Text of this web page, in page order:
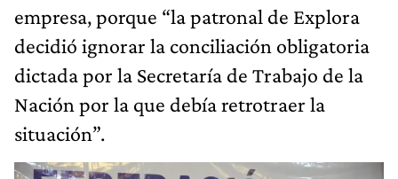
empresa, porque “la patronal de Explora
decidió ignorar la conciliación obligatoria
dictada por la Secretaría de Trabajo de la
Nación por la que debía retrotraer la
situación”.